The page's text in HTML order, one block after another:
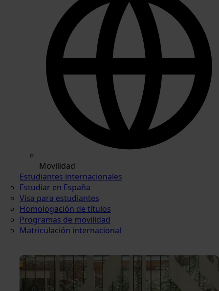
Movilidad
Estudiantes internacionales
Estudiar en España
Visa para estudiantes
Homologación de títulos
Programas de movilidad
Matriculación internacional